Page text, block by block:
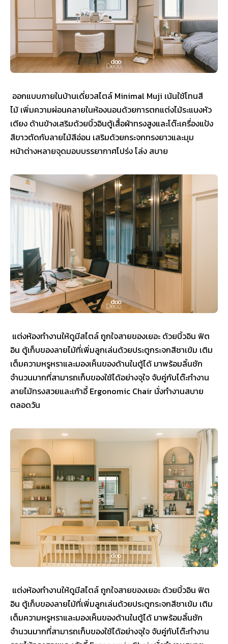
ออกแบบภายในบ้านเดี่ยวสไตล์ Minimal Muji เน้นใช้โทนสี
ไม้ เพิ่มความผ่อนคลายในห้องนอนด้วยการตกแต่งไม้ระแนงหัว
เตียง ด้านข้างเสริมด้วยบิ้วอินตู้เสื้อผ้าทรงสูงและโต๊ะเครื่องแป้ง
สีขาวตัดกับลายไม้สีอ่อน เสริมด้วยกระจกทรงยาวและมุม
หน้าต่างหลายจุดมอบบรรยากาศโปร่ง โล่ง สบาย
แต่งห้องทำงานให้ดูมีสไตล์ ถูกใจสายของเยอะ ด้วยบิ้วอิน ฟิต
อิน ตู้เก็บของลายไม้ที่เพิ่มลูกเล่นด้วยประตูกระจกสีชาเข้ม เติม
เต็มความหรูหราและมองเห็นของด้านในตู้ได้ มาพร้อมลิ้นชัก
จำนวนมากที่สามารถเก็บของใช้ได้อย่างจุใจ จับคู่กับโต๊ะทำงาน
ลายไม้ทรงสวยและเก้าอี้ Ergonomic Chair นั่งทำงานสบาย
ตลอดวัน
แต่งห้องทำงานให้ดูมีสไตล์ ถูกใจสายของเยอะ ด้วยบิ้วอิน ฟิต
อิน ตู้เก็บของลายไม้ที่เพิ่มลูกเล่นด้วยประตูกระจกสีชาเข้ม เติม
เต็มความหรูหราและมองเห็นของด้านในตู้ได้ มาพร้อมลิ้นชัก
จำนวนมากที่สามารถเก็บของใช้ได้อย่างจุใจ จับคู่กับโต๊ะทำงาน